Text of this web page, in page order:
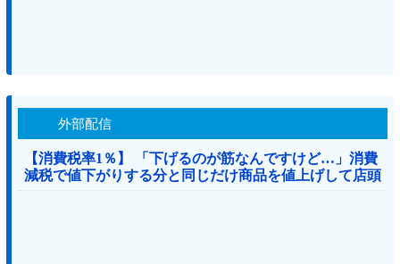
外部配信
【消費税率1％】 「下げるのが筋なんですけど…」消費
減税で値下がりする分と同じだけ商品を値上げして店頭
価格を変えない店も